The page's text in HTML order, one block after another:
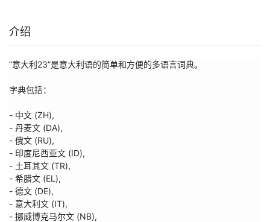
介绍
“意大利23”是意大利语的简单和方便的多语言词典。
字典包括：
- 中文 (ZH),
- 丹麦文 (DA),
- 俄文 (RU),
- 印度尼西亚文 (ID),
- 土耳其文 (TR),
- 希腊文 (EL),
- 德文 (DE),
- 意大利文 (IT),
- 挪威博克马尔文 (NB),